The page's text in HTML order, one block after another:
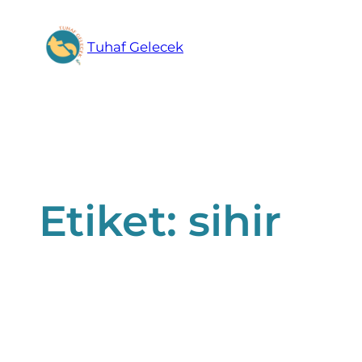
Tuhaf Gelecek
Etiket: sihir